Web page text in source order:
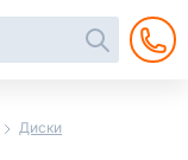
Диски